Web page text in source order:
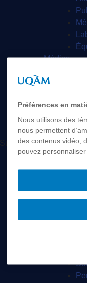
Médias
Suivez-nous
Facebook
Préférences en
Nous utilisons des
nous permettent
des contenus vidéo,
pouvez